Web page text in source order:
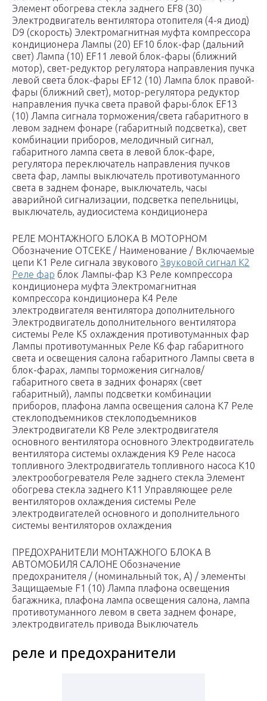
Элемент обогрева стекла заднего EF8 (30)
Электродвигатель вентилятора отопителя (4-я диод)
D9 (скорость) Электромагнитная муфта компрессора
кондиционера Лампы (20) EF10 блок-фар (дальний
свет) Лампа (10) EF11 левой блок-фары (ближний
мотор), свет-редуктор регулятора направления пучка
левой света блок-фары EF12 (10) Лампа блок правой-
фары (ближний свет), мотор-регулятора редуктор
направления пучка света правой фары-блок EF13
(10) Лампа сигнала торможения/света габаритного в
левом заднем фонаре (габаритный подсветка), свет
комбинации приборов, мелодичный сигнал,
габаритного лампа света в левой блок-фаре,
регулятора переключатель направления пучков
света фар, лампы выключатель противотуманного
света в заднем фонаре, выключатель, часы
аварийной сигнализации, подсветка пепельницы,
выключатель, аудиосистема кондиционера
РЕЛЕ МОНТАЖНОГО БЛОКА В МОТОРНОМ
Обозначение ОТСЕКЕ / Наименование / Включаемые
цепи К1 Реле сигнала звукового Звуковой сигнал К2
Реле фар блок Лампы-фар К3 Реле компрессора
кондиционера муфта Электромагнитная
компрессора кондиционера К4 Реле
электродвигателя вентилятора дополнительного
Электродвигатель дополнительного вентилятора
системы Реле К5 охлаждения противотуманных фар
Лампы противотуманных Реле К6 фар габаритного
света и освещения салона габаритного Лампы света в
блок-фарах, лампы торможения сигналов/
габаритного света в задних фонарях (свет
габаритный), лампы подсветки комбинации
приборов, плафона лампа освещения салона К7 Реле
стеклоподъемников стеклоподъемников
Электродвигатели К8 Реле электродвигателя
основного вентилятора основного Электродвигатель
вентилятора системы охлаждения К9 Реле насоса
топливного Электродвигатель топливного насоса К10
электрообогревателя Реле заднего стекла Элемент
обогрева стекла заднего К11 Управляющее реле
вентиляторов охлаждения системы Реле
электродвигателей основного и дополнительного
системы вентиляторов охлаждения
ПРЕДОХРАНИТЕЛИ МОНТАЖНОГО БЛОКА В
АВТОМОБИЛЯ САЛОНЕ Обозначение
предохранителя / (номинальный ток, А) / элементы
Защищаемые F1 (10) Лампа плафона освещения
багажника, плафона лампа освещения салона, лампа
противотуманного левом в света заднем фонаре,
электродвигатель привода Выключатель
реле и предохранители